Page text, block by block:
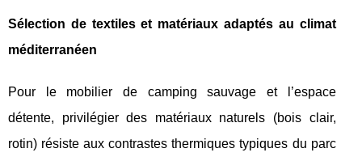
Sélection de textiles et matériaux adaptés au climat
méditerranéen
Pour le mobilier de camping sauvage et l’espace
détente, privilégier des matériaux naturels (bois clair,
rotin) résiste aux contrastes thermiques typiques du parc